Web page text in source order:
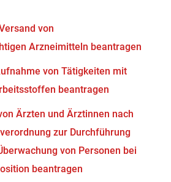
von
Arzneimitteln beantragen
von Tätigkeiten mit
beantragen
Ärzten und Ärztinnen nach
zur Durchführung
von Personen bei
beantragen